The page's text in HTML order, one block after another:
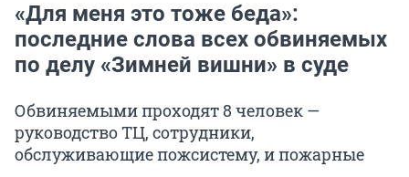
«Для меня это тоже беда»:
последние слова всех обвиняемых
по делу «Зимней вишни» в суде
Обвиняемыми проходят 8 человек —
руководство ТЦ, сотрудники,
обслуживающие пожсистему, и пожарные